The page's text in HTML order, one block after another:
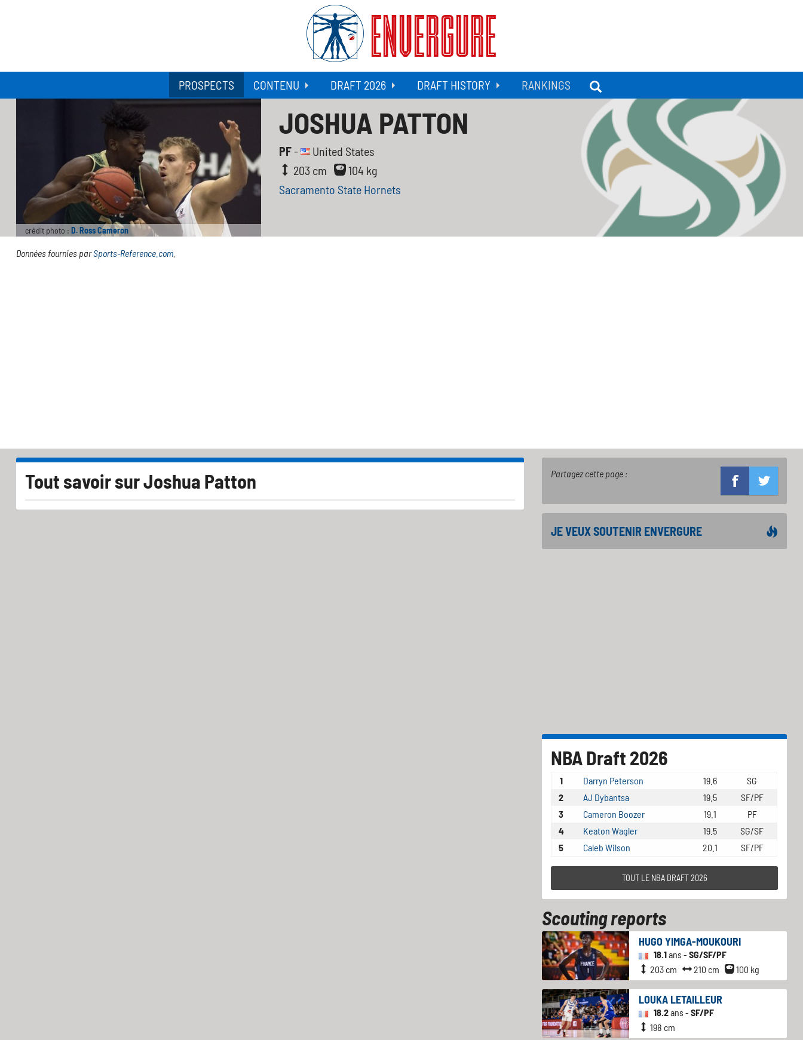
ENVERGURE
PROSPECTS CONTENU DRAFT 2026 DRAFT HISTORY RANKINGS
crédit photo : D. Ross Cameron
JOSHUA PATTON
PF-
United States
203 cm
104 kg
Sacramento State Hornets
Données fournies parSports-Reference.com
Tout savoir surJoshua Patton Partagez cette page :
JE VEUX SOUTENIR ENVERGURE
NBA Draft 2026
1 Darryn Peterson 19.6
SG
2
AJ Dybantsa 19.5
SF/PF
3
Cameron Boozer 19.1
PF
4
Keaton Wagler 19.5
SG/SF
5
Caleb Wilson 20.1 SF/PF
TOUT LE NBA DRAFT 2026
Scouting reports
HUGO YIMGA-MOUKOURI
18.1ans -SG/SF/PF
203 cm
210 cm 100 kg
LOUKA LETAILLEUR
18.2ans -SF/PF
198 cm